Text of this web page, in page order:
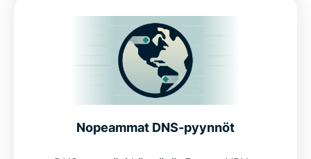
Nopeammat DNS-pyynnöt